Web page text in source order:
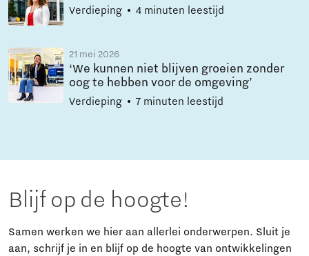
Verdieping 4 minuten leestijd
21 mei 2026
‘We kunnen niet blijven groeien zonder
oog te hebben voor de omgeving’
Verdieping 7 minuten leestijd
Blijf op de hoogte!
Samen werken we hier aan allerlei onderwerpen. Sluit je
aan, schrijf je in en blijf op de hoogte van ontwikkelingen